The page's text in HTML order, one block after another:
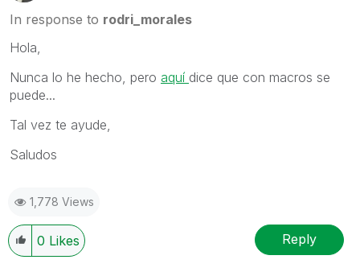
In response to rodri_morales
Hola,
Nunca lo he hecho, pero aquí dice que con macros se
puede...
Tal vez te ayude,
Saludos
1,778 Views
0 Likes Reply